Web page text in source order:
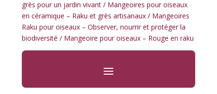
grès pour un jardin vivant/ Mangeoires pour oiseaux
en céramique – Raku et grès artisanaux/ Mangeoires
Raku pour oiseaux – Observer, nourrir et protéger la
biodiversité / Mangeoire pour oiseaux – Rouge en raku